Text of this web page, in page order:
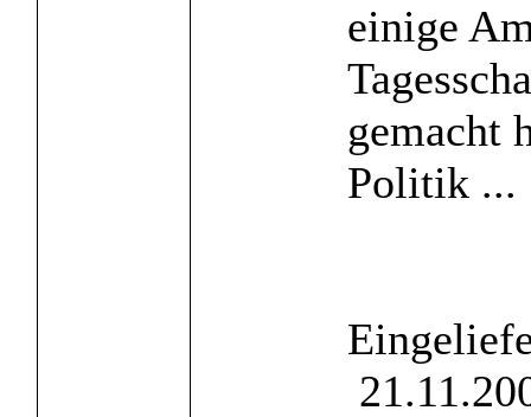
einige
gemacht
Politik ...